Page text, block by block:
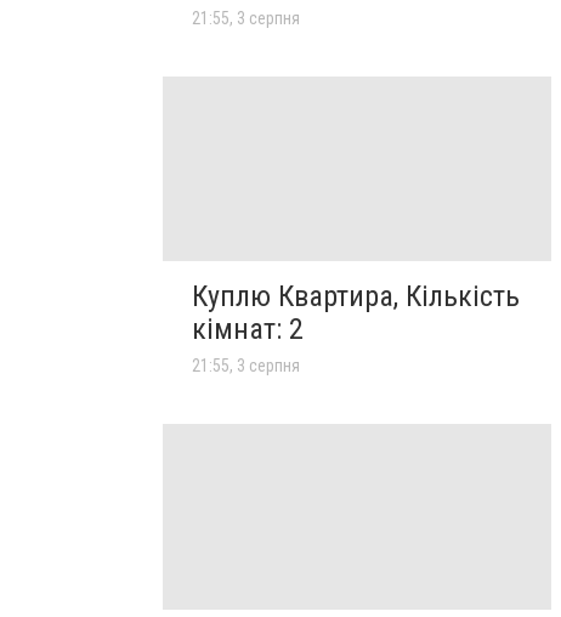
21:55, 3 серпня
Куплю Квартира, Кількість
кімнат: 2
21:55, 3 серпня